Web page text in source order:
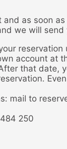
as soon
we will send
account at
that date,
mail to
250